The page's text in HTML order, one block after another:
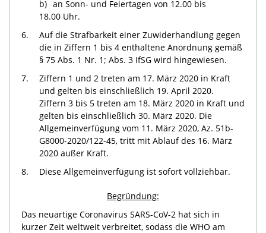
b) an Sonn- und Feiertagen von 12.00 bis
18.00 Uhr.
6.
Auf die Strafbarkeit einer Zuwiderhandlung gegen
die in Ziffern 1 bis 4 enthaltene Anordnung gemäß
§ 75 Abs. 1 Nr. 1; Abs. 3 IfSG wird hingewiesen.
7.
Ziffern 1 und 2 treten am 17. März 2020 in Kraft
und gelten bis einschließlich 19. April 2020.
Ziffern 3 bis 5 treten am 18. März 2020 in Kraft und
gelten bis einschließlich 30. März 2020. Die
Allgemeinverfügung vom 11. März 2020, Az. 51b-
G8000-2020/122-45, tritt mit Ablauf des 16. März
2020 außer Kraft.
8.
Diese Allgemeinverfügung ist sofort vollziehbar.
Begründung:
Das neuartige Coronavirus SARS-CoV-2 hat sich in
kurzer Zeit weltweit verbreitet, sodass die WHO am